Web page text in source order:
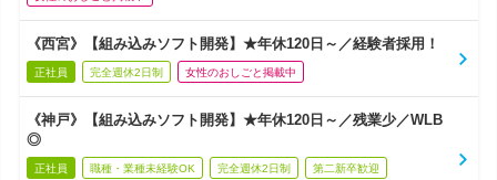
《西宮》【組み込みソフト開発】★年休120日～／経験者採用！
正社員 完全週休2日制 女性のおしごと掲載中
《神戸》【組み込みソフト開発】★年休120日～／残業少／WLB
◎
正社員 職種・業種未経験OK 完全週休2日制 第二新卒歓迎